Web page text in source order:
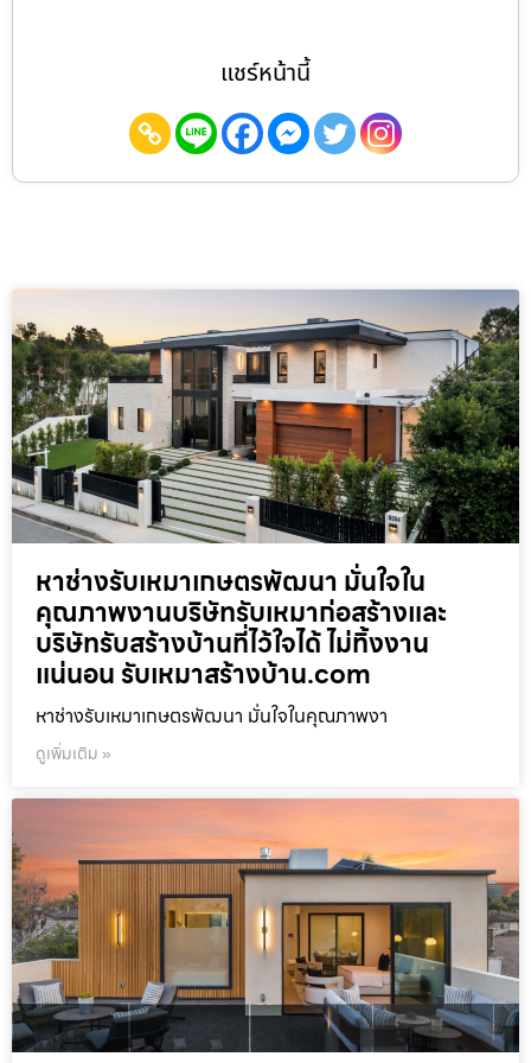
แชร์หน้านี้
หาช่างรับเหมาเกษตรพัฒนา มั่นใจใน
คุณภาพงานบริษัทรับเหมาก่อสร้างและ
บริษัทรับสร้างบ้านที่ไว้ใจได้ ไม่ทิ้งงาน
แน่นอน รับเหมาสร้างบ้าน.com
หาช่างรับเหมาเกษตรพัฒนา มั่นใจในคุณภาพงา
ดูเพิ่มเติม »